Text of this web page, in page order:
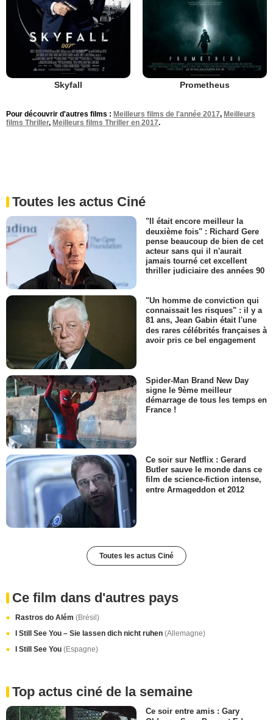
Skyfall Prometheus
Pour découvrir d'autres films : Meilleurs films de l'année 2017, Meilleurs
films Thriller, Meilleurs films Thriller en 2017.
Toutes les actus Ciné
"Il était encore meilleur la
deuxième fois" : Richard Gere
pense beaucoup de bien de cet
acteur sans qui il n'aurait
jamais tourné cet excellent
thriller judiciaire des années 90
"Un homme de conviction qui
connaissait les risques" : il y a
81 ans, Jean Gabin était l'une
des rares célébrités françaises à
avoir pris ce bel engagement
Spider-Man Brand New Day
signe le 9ème meilleur
démarrage de tous les temps en
France !
Ce soir sur Netflix : Gerard
Butler sauve le monde dans ce
film de science-fiction intense,
entre Armageddon et 2012
Toutes les actus Ciné
Ce film dans d'autres pays
Rastros do Além (Brésil)
I Still See You – Sie lassen dich nicht ruhen (Allemagne)
I Still See You (Espagne)
Top actus ciné de la semaine
Ce soir entre amis : Gary